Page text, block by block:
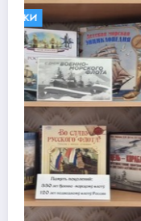
БИБЛИОТЕКИ В